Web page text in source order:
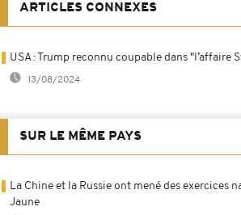
ARTICLES CONNEXES
USA : Trump reconnu coupable dans "l’affaire
13/08/2024
SUR LE MÊME PAYS
La Chine et la Russie ont mené des exercices
Jaune